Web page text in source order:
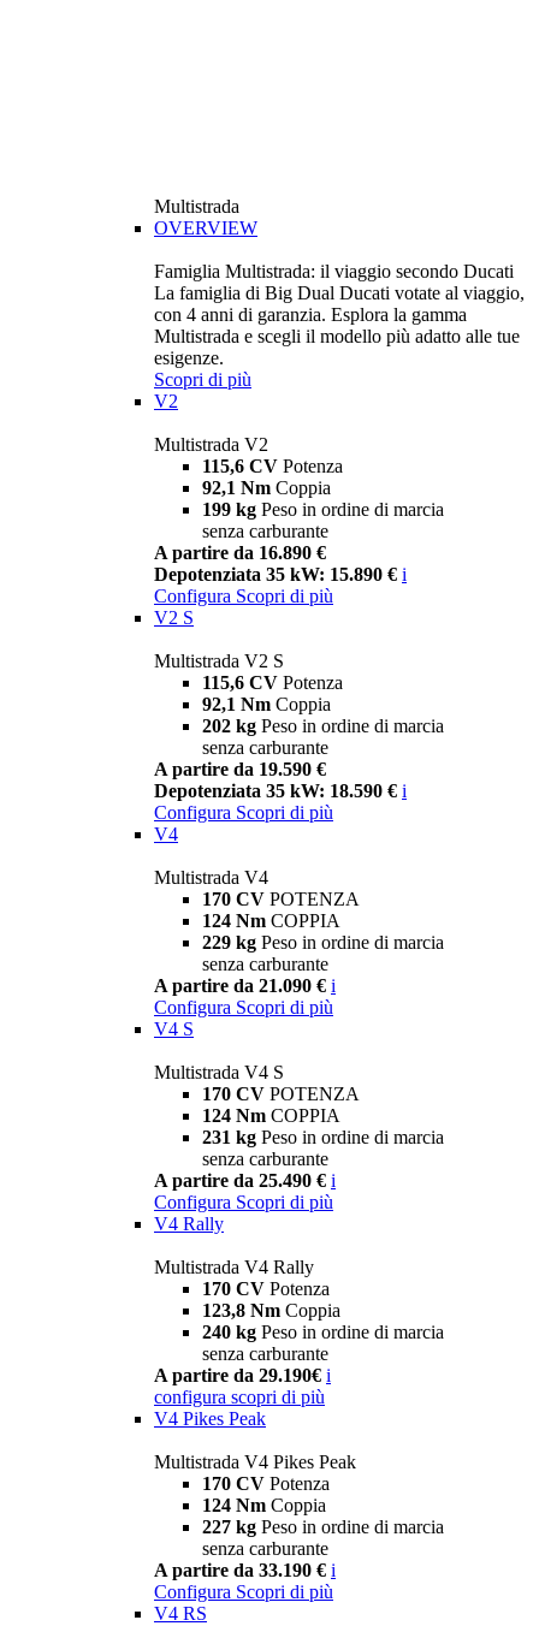
Multistrada
OVERVIEW
Famiglia Multistrada: il viaggio secondo Ducati
La famiglia di Big Dual Ducati votate al viaggio,
con 4 anni di garanzia. Esplora la gamma
Multistrada e scegli il modello più adatto alle tue
esigenze.
Scopri di più
V2
Multistrada V2
115,6 CV Potenza
92,1 Nm Coppia
199 kg Peso in ordine di marcia
senza carburante
A partire da 16.890 €
Depotenziata 35 kW: 15.890 € i
Configura Scopri di più
V2 S
Multistrada V2 S
115,6 CV Potenza
92,1 Nm Coppia
202 kg Peso in ordine di marcia
senza carburante
A partire da 19.590 €
Depotenziata 35 kW: 18.590 € i
Configura Scopri di più
V4
Multistrada V4
170 CV POTENZA
124 Nm COPPIA
229 kg Peso in ordine di marcia
senza carburante
A partire da 21.090 € i
Configura Scopri di più
V4 S
Multistrada V4 S
170 CV POTENZA
124 Nm COPPIA
231 kg Peso in ordine di marcia
senza carburante
A partire da 25.490 € i
Configura Scopri di più
V4 Rally
Multistrada V4 Rally
170 CV Potenza
123,8 Nm Coppia
240 kg Peso in ordine di marcia
senza carburante
A partire da 29.190€ i
configura scopri di più
V4 Pikes Peak
Multistrada V4 Pikes Peak
170 CV Potenza
124 Nm Coppia
227 kg Peso in ordine di marcia
senza carburante
A partire da 33.190 € i
Configura Scopri di più
V4 RS